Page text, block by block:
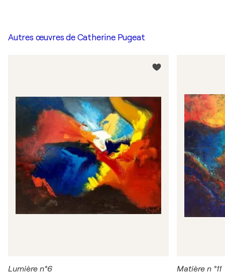
Autres œuvres de Catherine Pugeat
Lumière n°6 Matière n °11